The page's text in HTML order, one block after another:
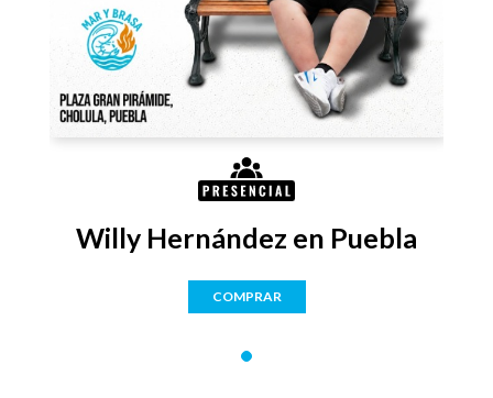
Willy Hernández en Puebla
COMPRAR